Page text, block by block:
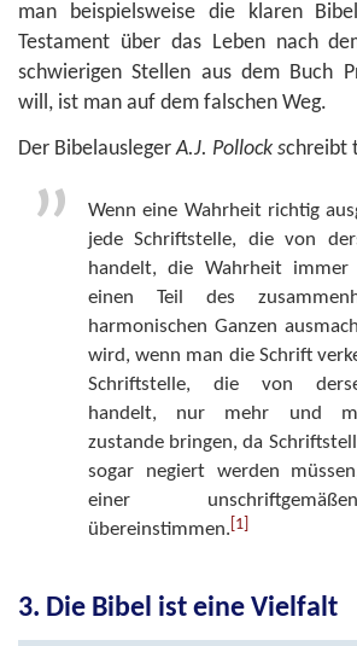
man beispielsweise die klaren
Testament über das Leben nach
schwierigen Stellen aus dem Buch
will, ist man auf dem falschen Weg.
Der BibelauslegerA.J. Pollock schreibt
Wenn eine Wahrheit richtig
jede Schriftstelle, die von
handelt, die Wahrheit immer
einen Teil des
harmonischen Ganzen
wird, wenn man die Schrift
Schriftstelle, die von
handelt, nur mehr und
zustande bringen, da
sogar negiert werden
einer
übereinstimmen. [1]
3. Die Bibel ist eine Vielfalt